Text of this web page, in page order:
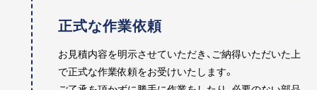
正式な作業依頼
お見積内容を明示させていただき、ご納得いただいた上
で正式な作業依頼をお受けいたします。